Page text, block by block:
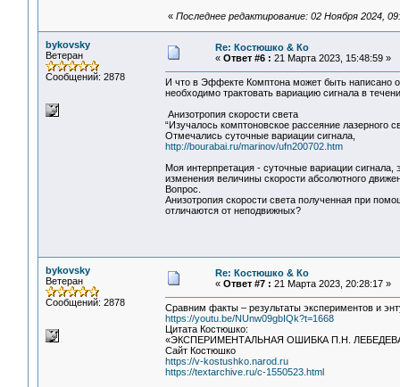
« Последнее редактирование: 02 Ноября 2024,
bykovsky
Ветеран
Сообщений: 2878
Re: Костюшко & Ко
« Ответ #6 : 21 Марта 2023, 15:48:59 »
И что в Эффекте Комптона может быть написано
необходимо трактовать вариацию сигнала в
Анизотропия скорости света
“Изучалось комптоновское рассеяние лазерного
Отмечались суточные вариации сигнала,
http://bourabai.ru/marinov/ufn200702.htm
Моя интерпретация - суточные вариации
изменения величины скорости абсолютного
Вопрос.
Анизотропия скорости света полученная при
отличаются от неподвижных?
bykovsky
Ветеран
Сообщений: 2878
Re: Костюшко & Ко
« Ответ #7 : 21 Марта 2023, 20:28:17 »
Сравним факты – результаты экспериментов и
https://youtu.be/NUnw09gbIQk?t=1668
Цитата Костюшко:
«ЭКСПЕРИМЕНТАЛЬНАЯ ОШИБКА П.Н.
Сайт Костюшко
https://v-kostushko.narod.ru
https://textarchive.ru/c-1550523.html